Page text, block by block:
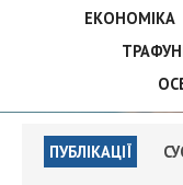
ЕКОНОМІКА
ПУБЛІКАЦІЇ